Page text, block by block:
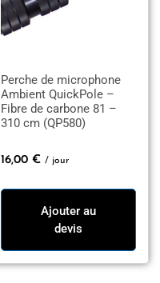
Perche de microphone
Ambient QuickPole –
Fibre de carbone 81 –
310 cm (QP580)
16,00 € / jour
Ajouter au
devis